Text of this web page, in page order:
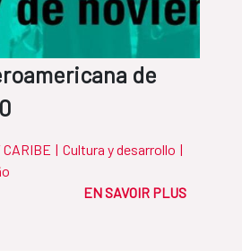
de
| Cultura y desarrollo |
EN SAVOIR PLUS